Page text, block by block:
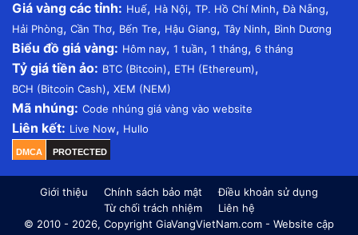
Giá vàng các tỉnh: Huế, Hà Nội, TP. Hồ Chí Minh,Đà Nẵng,
Hải Phòng, Cần Thơ, Bến Tre, Hậu Giang, Tây Ninh, Bình Dương
Biểu đồ giá vàng: Hôm nay, 1 tuần, 1 tháng, 6 tháng
Tỷ giá tiền ảo: BTC (Bitcoin), ETH (Ethereum),
BCH (Bitcoin Cash), XEM (NEM)
Mã nhúng: Code nhúng giá vàng vào website
Liên kết: Live Now, Hullo
DMCA PROTECTED
Giới thiệu Chính sách bảo mật
Điều khoản sử dụng
Từ chối trách nhiệm
Liên hệ
© 2010 - 2026, Copyright GiaVangVietNam.com - Website cập